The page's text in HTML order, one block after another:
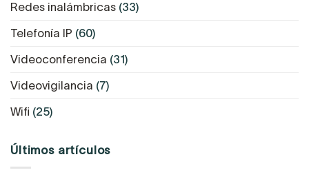
Redes inalámbricas (33)
Telefonía IP (60)
Videoconferencia (31)
Videovigilancia (7)
Wifi (25)
Últimos artículos